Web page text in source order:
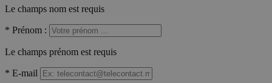
Le champs nom est requis
* Prénom :
Le champs prénom est requis
* E-mail